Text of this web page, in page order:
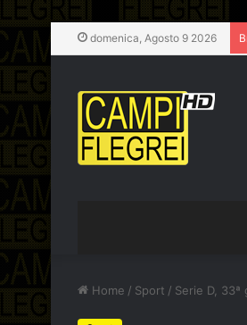
domenica, Agosto 9 2026
Home / Sport / Serie D,